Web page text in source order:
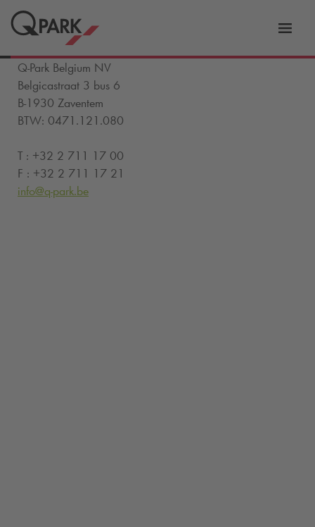
in-/
Q-Park Belgium NV
Belgicastraat 3 bus 6
B-1930 Zaventem
BTW: 0471.121.080
T : +32 2 711 17 00
F : +32 2 711 17 21
info@q-park.be